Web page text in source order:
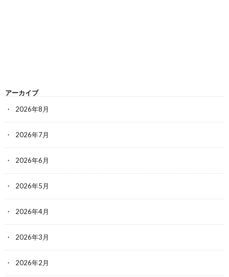
アーカイブ
2026年8月
2026年7月
2026年6月
2026年5月
2026年4月
2026年3月
2026年2月